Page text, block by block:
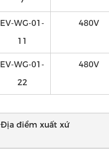
EV-WG-01-
11
480V
EV-WG-01-
22
480V
Địa điểm xuất xứ